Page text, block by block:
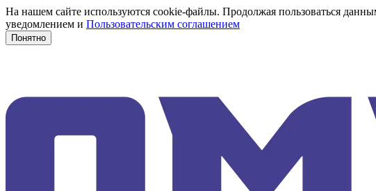
На нашем сайте используются cookie-файлы. Продолжая пользоваться
уведомлением и Пользовательским соглашением
Понятно